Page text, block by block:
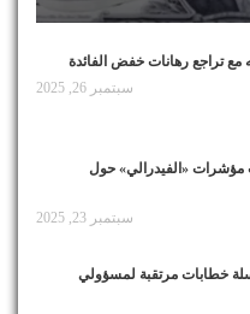
مع تراجع رهانات خفض الفائدة
سبتمبر 26, 2025
مؤشرات «الفيدرالي» حول
سبتمبر 23, 2025
خطابات مرتقبة لمسؤولي